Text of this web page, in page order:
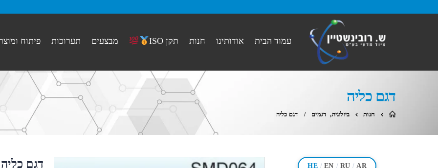
עמוד הבית אודותינו חנות תקן ISO מבצעים תערוכות פיתוח
דגם כליה
חנות ביולוגיה, דגמים דגם כליה
דגם כליה HE / EN / RU / AR